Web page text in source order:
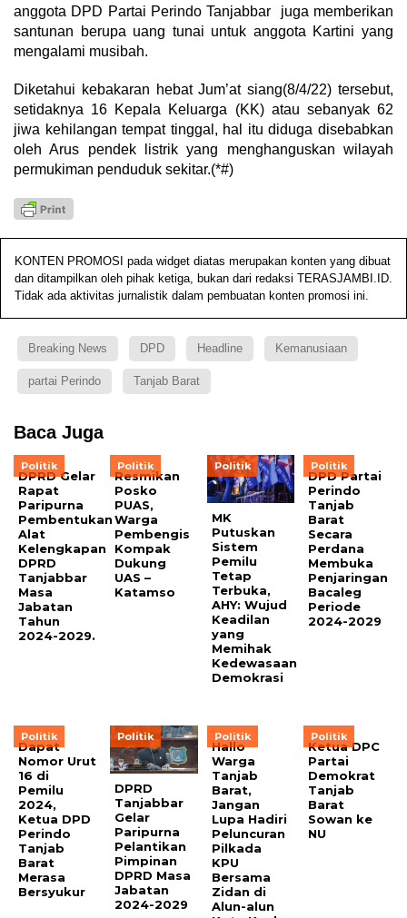
anggota DPD Partai Perindo Tanjabbar juga memberikan
santunan berupa uang tunai untuk anggota Kartini yang
mengalami musibah.
Diketahui kebakaran hebat Jum’at siang(8/4/22) tersebut,
setidaknya 16 Kepala Keluarga (KK) atau sebanyak 62
jiwa kehilangan tempat tinggal, hal itu diduga disebabkan
oleh Arus pendek listrik yang menghanguskan wilayah
permukiman penduduk sekitar.(*#)
KONTEN PROMOSI pada widget diatas merupakan konten yang dibuat
dan ditampilkan oleh pihak ketiga, bukan dari redaksi TERASJAMBI.ID.
Tidak ada aktivitas jurnalistik dalam pembuatan konten promosi ini.
Breaking News DPD Headline Kemanusiaan
partai Perindo Tanjab Barat
Baca Juga
Politik
DPRD Gelar
Rapat
Paripurna
Pembentukan
Alat
Kelengkapan
DPRD
Tanjabbar
Masa
Jabatan
Tahun
2024-2029.
Politik
Resmikan
Posko
PUAS,
Warga
Pembengis
Kompak
Dukung
UAS –
Katamso
Politik
MK
Putuskan
Sistem
Pemilu
Tetap
Terbuka,
AHY: Wujud
Keadilan
yang
Memihak
Kedewasaan
Demokrasi
Politik
DPD Partai
Perindo
Tanjab
Barat
Secara
Perdana
Membuka
Penjaringan
Bacaleg
Periode
2024-2029
Politik
Dapat
Nomor Urut
16 di
Pemilu
2024,
Ketua DPD
Perindo
Tanjab
Barat
Merasa
Bersyukur
Politik
DPRD
Tanjabbar
Gelar
Paripurna
Pelantikan
Pimpinan
DPRD Masa
Jabatan
2024-2029
Politik
Hallo
Warga
Tanjab
Barat,
Jangan
Lupa Hadiri
Peluncuran
Pilkada
KPU
Bersama
Zidan di
Alun-alun
Politik
Ketua DPC
Partai
Demokrat
Tanjab
Barat
Sowan ke
NU